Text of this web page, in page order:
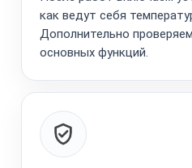
как ведут себя
Дополнительно
основных функций.